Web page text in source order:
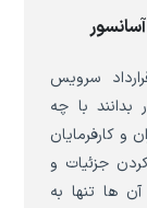
سرویس
با چه
و کارفرمایان
جزئیات و
آن ها تنها به